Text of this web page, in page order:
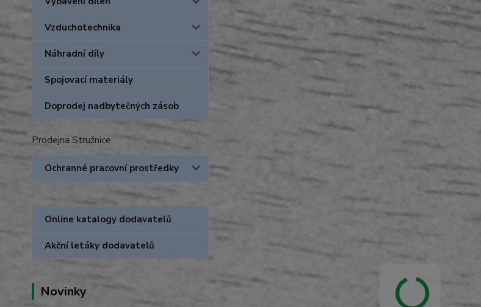
Vzduchotechnika
Náhradní díly
Spojovací materiály
Doprodej nadbytečných zásob
Prodejna Stružnice
Ochranné pracovní prostředky
Online katalogy dodavatelů
Akční letáky dodavatelů
Novinky